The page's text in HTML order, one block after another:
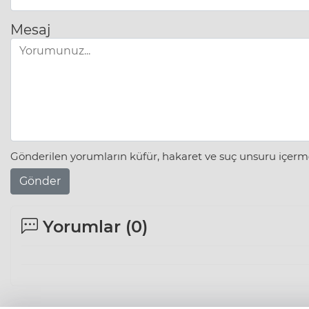
Mesaj
Gönderilen yorumların küfür, hakaret ve suç unsuru
Gönder
Yorumlar (0)